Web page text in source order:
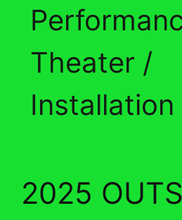
Theater /
Installation
2025